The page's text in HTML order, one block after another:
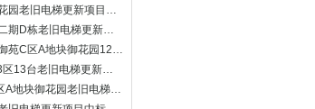
园老旧电梯更新项目…
期D栋老旧电梯更新…
苑C区A地块御花园12…
区13台老旧电梯更新…
A地块御花园老旧电梯…